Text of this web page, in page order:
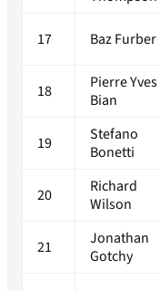
17 Baz Furber
18
Pierre Yves
Bian
19
Stefano
Bonetti
20
Richard
Wilson
21
Jonathan
Gotchy